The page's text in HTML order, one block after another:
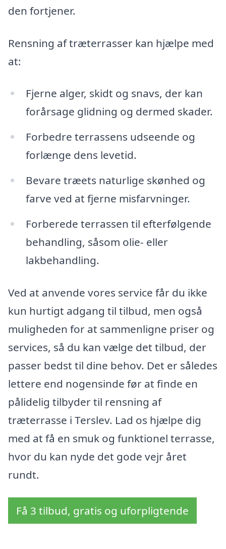
den fortjener.
Rensning af træterrasser kan hjælpe med
at:
Fjerne alger, skidt og snavs, der kan
forårsage glidning og dermed skader.
Forbedre terrassens udseende og
forlænge dens levetid.
Bevare træets naturlige skønhed og
farve ved at fjerne misfarvninger.
Forberede terrassen til efterfølgende
behandling, såsom olie- eller
lakbehandling.
Ved at anvende vores service får du ikke
kun hurtigt adgang til tilbud, men også
muligheden for at sammenligne priser og
services, så du kan vælge det tilbud, der
passer bedst til dine behov. Det er således
lettere end nogensinde før at finde en
pålidelig tilbyder til rensning af
træterrasse i Terslev. Lad os hjælpe dig
med at få en smuk og funktionel terrasse,
hvor du kan nyde det gode vejr året
rundt.
Få 3 tilbud, gratis og uforpligtende